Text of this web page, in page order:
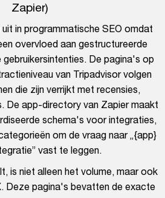
Zapier)
in programmatische SEO omdat
overvloed aan gestructureerde
gebruikersintenties. De pagina's op
van Tripadvisor volgen
die zijn verrijkt met recensies,
De app-directory van Zapier maakt
schema's voor integraties,
om de vraag naar „{app}
vast te leggen.
is niet alleen het volume, maar ook
Deze pagina's bevatten de exacte